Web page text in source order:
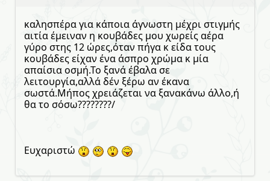
καλησπέρα για κάποια άγνωστη μέχρι στιγμής
αιτία έμειναν η κουβάδες μου χωρείς αέρα
γύρο στης 12 ώρες,όταν πήγα κ είδα τους
κουβάδες είχαν ένα άσπρο χρώμα κ μία
απαίσια οσμή.Το ξανά έβαλα σε
λειτουργία,αλλά δέν ξέρω αν έκανα
σωστά.Μήπος χρειάζεται να ξανακάνω άλλο,ή
θα το σόσω????????/
Ευχαριστώ